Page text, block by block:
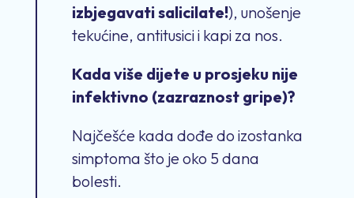
izbjegavati salicilate!), unošenje
tekućine, antitusici i kapi za nos.
Kada više dijete u prosjeku nije
infektivno (zazraznost gripe)?
Najčešće kada dođe do izostanka
simptoma što je oko 5 dana
bolesti.